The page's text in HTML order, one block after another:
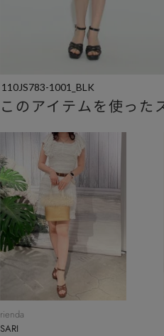
110JS783-1001_BLK
このアイテムを使った
rienda
SARI